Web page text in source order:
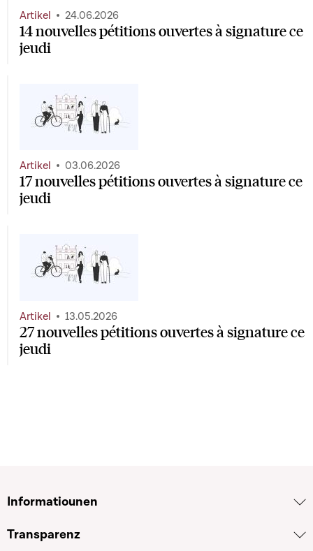
14 nouvelles pétitions ouvertes à signature ce
jeudi
Artikel 24.06.2026
17 nouvelles pétitions ouvertes à signature ce
jeudi
Artikel 03.06.2026
27 nouvelles pétitions ouvertes à signature ce
jeudi
Artikel 13.05.2026
Informatiounen
Transparenz